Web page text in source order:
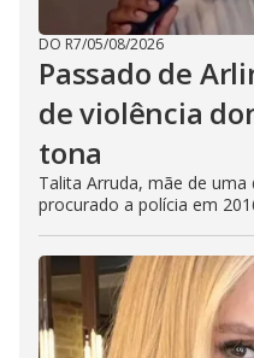
DO R7/05/08/2026
Passado de
de violência
tona
Talita Arruda, mãe de
procurado a polícia em